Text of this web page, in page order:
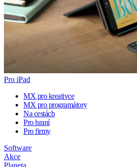
Pro iPad
MX pro kreativce
MX pro programátory
Na cestách
Pro hraní
Pro firmy
Software
Akce
Planeta